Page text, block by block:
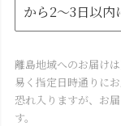
から2～3日以内
離島地域へのお届け
易く指定日時通りに
恐れ入りますが、お
す。